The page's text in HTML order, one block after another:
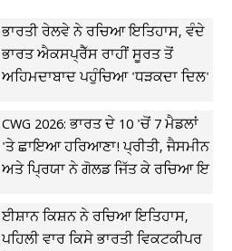
ਭਾਰਤੀ ਰੇਲਵੇ ਨੇ ਰਚਿਆ ਇਤਿਹਾਸ, ਵੰਦੇ
ਭਾਰਤ ਐਕਸਪ੍ਰੈੱਸ ਰਾਹੀਂ ਸੂਰਤ ਤੋਂ
ਅਹਿਮਦਾਬਾਦ ਪਹੁੰਚਿਆ 'ਧੜਕਦਾ ਦਿਲ'
CWG 2026: ਭਾਰਤ ਦੇ 10 'ਚੋਂ 7 ਮੈਡਲਾਂ
'ਤੇ ਛਾਇਆ ਹਰਿਆਣਾ! ਪ੍ਰੀਤੀ, ਜੈਸਮੀਨ
ਅਤੇ ਪ੍ਰਿਯਾ ਨੇ ਗੋਲਡ ਜਿੱਤ ਕੇ ਰਚਿਆ ਇ
ਈਸ਼ਾਨ ਕਿਸ਼ਨ ਨੇ ਰਚਿਆ ਇਤਿਹਾਸ,
ਪਹਿਲੀ ਵਾਰ ਕਿਸੇ ਭਾਰਤੀ ਵਿਕਟਕੀਪਰ